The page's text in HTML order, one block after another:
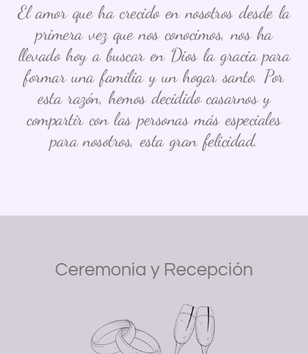
El amor que ha crecido en nosotros desde la
primera vez que nos conocimos, nos ha
llevado hoy a buscar en Dios la gracia para
formar una familia y un hogar santo. Por
esta razón, hemos decidido casarnos y
compartir con las personas más especiales
para nosotros, esta gran felicidad.
Ceremonia y Recepción